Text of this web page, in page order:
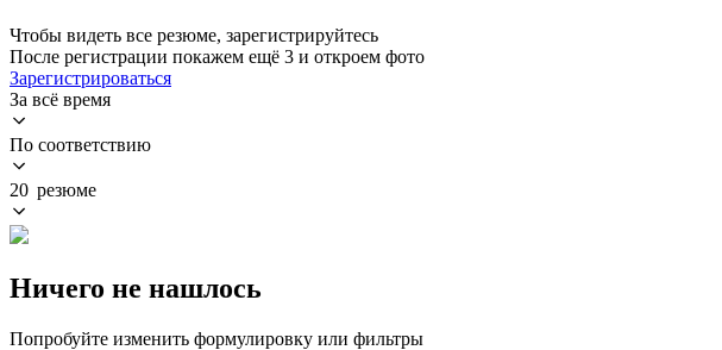
Чтобы видеть все резюме, зарегистрируйтесь
После регистрации покажем ещё 3 и откроем фото
Зарегистрироваться
За всё время
По соответствию
20 резюме
Ничего не нашлось
Попробуйте изменить формулировку или фильтры